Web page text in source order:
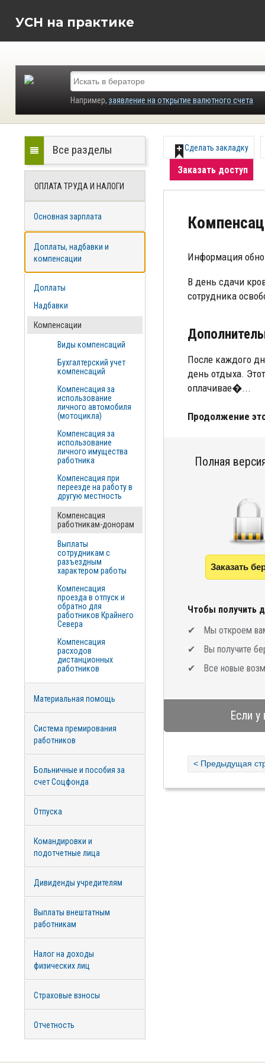
УСН на практике
Например, заявление на открытие валютного счета
Сделать закладку
Заказать доступ
Информация
В день сдачи
сотрудника
После каждого
день отдыха.
оплачивае�...
Продолжение
Полная
Заказать
Чтобы получить
Мы откроем
Вы получите
Все новые
Если
< Предыдущая
Все разделы
ОПЛАТА ТРУДА И НАЛОГИ
Основная зарплата
Доплаты, надбавки и
компенсации
Доплаты
Надбавки
Компенсации
Виды компенсаций
Бухгалтерский учет
компенсаций
Компенсация за
использование
личного автомобиля
(мотоцикла)
Компенсация за
использование
личного имущества
работника
Компенсация при
переезде на работу в
другую местность
Компенсация
работникам-донорам
Выплаты
сотрудникам с
разъездным
характером работы
Компенсация
проезда в отпуск и
обратно для
работников Крайнего
Севера
Компенсация
расходов
дистанционных
работников
Материальная помощь
Система премирования
работников
Больничные и пособия за
счет Соцфонда
Отпуска
Командировки и
подотчетные лица
Дивиденды учредителям
Выплаты внештатным
работникам
Налог на доходы
физических лиц
Страховые взносы
Отчетность